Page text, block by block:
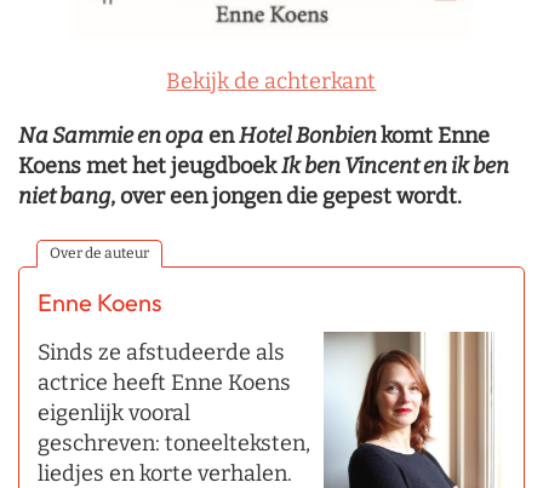
Bekijk de achterkant
Na Sammie en opa enHotel Bonbienkomt Enne
Koens met het jeugdboekIk ben Vincent en ik ben
niet bang, over een jongen die gepest wordt.
Over de auteur
Enne Koens
Sinds ze afstudeerde als
actrice heeft Enne Koens
eigenlijk vooral
geschreven: toneelteksten,
liedjes en korte verhalen.